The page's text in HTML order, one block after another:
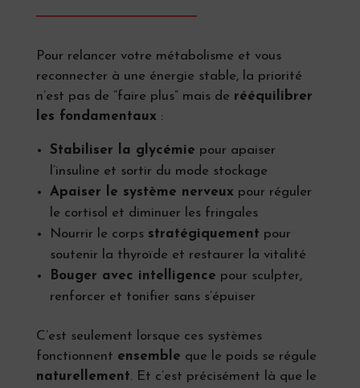
Pour relancer votre métabolisme et vous
reconnecter à une énergie stable, la priorité
n’est pas de “faire plus” mais de rééquilibrer
les fondamentaux:
Stabiliser la glycémie pour apaiser
l’insuline et sortir du mode stockage
Apaiser le système nerveuxpour réguler
le cortisol et diminuer les fringales
Nourrir le corps stratégiquement pour
soutenir la thyroïde et restaurer la vitalité
Bouger avec intelligence pour sculpter,
renforcer et tonifier sans s’épuiser
C’est seulement lorsque ces systèmes
fonctionnent ensemble que le poids se régule
naturellement. Et c’est précisément là que le